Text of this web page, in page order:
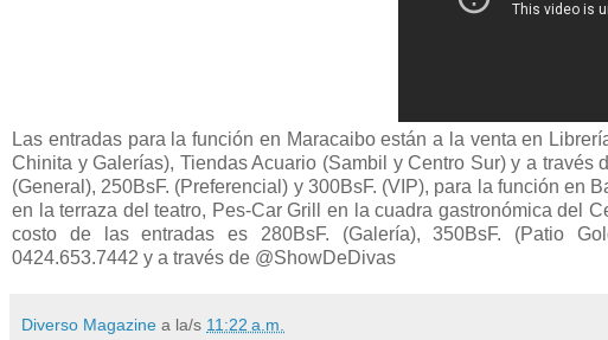
Las entradas para la función en Maracaibo están a la venta en
Chinita y Galerías), Tiendas Acuario (Sambil y Centro Sur) y a través
(General), 250BsF. (Preferencial) y 300BsF. (VIP), para la función en
en la terraza del teatro, Pes-Car Grill en la cuadra gastronómica del
costo de las entradas es 280BsF. (Galería), 350BsF. (Patio
0424.653.7442 y a través de @ShowDeDivas
Diverso Magazine a la/s 11:22 a.m.